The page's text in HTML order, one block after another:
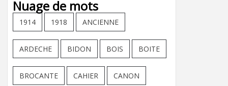
Nuage de mots
1914 1918 ANCIENNE
ARDECHE BIDON BOIS BOITE
BROCANTE CAHIER CANON